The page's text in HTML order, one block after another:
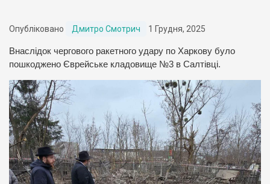
Опубліковано Дмитро Смотрич 1 Грудня, 2025
Внаслідок чергового ракетного удару по Харкову було
пошкоджено Єврейське кладовище №3 в Салтівці.